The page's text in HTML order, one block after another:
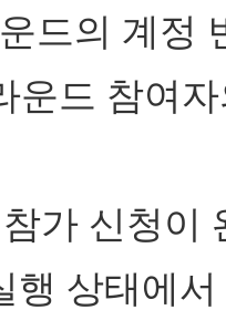
드의 계정
운드 참여
가 신청이
행 상태에